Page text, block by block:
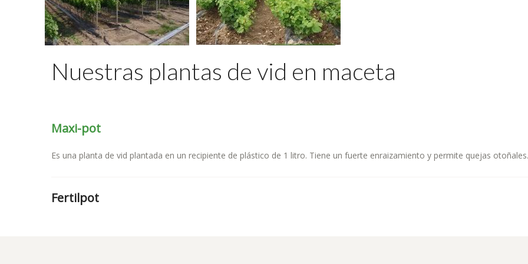
Nuestras plantas de vid en maceta
Maxi-pot
Es una planta de vid plantada en un recipiente de plástico de 1 litro. Tiene un fuerte enraizamiento y permite quejas otoñales.
Fertilpot